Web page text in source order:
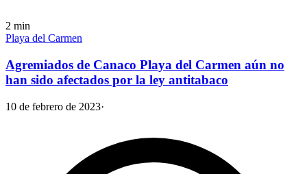
2 min
Playa del Carmen
Agremiados de Canaco Playa del Carmen aún no
han sido afectados por la ley antitabaco
10 de febrero de 2023·